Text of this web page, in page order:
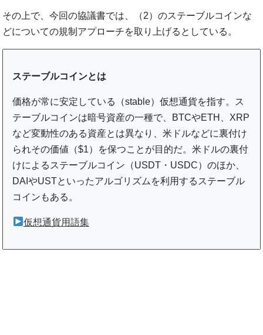
その上で、今回の協議書では、（2）のステーブルコインな
どについての規制アプローチを取り上げるとしている。
ステーブルコインとは
価格が常に安定している（stable）仮想通貨を指す。ス
テーブルコインは暗号資産の一種で、BTCやETH、XRP
など変動性のある資産とは異なり、米ドルなどに裏付け
られその価値（$1）を保つことが目的だ。米ドルの裏付
けによるステーブルコイン（USDT・USDC）のほか、
DAIやUSTといったアルゴリズムを利用するステーブル
コインもある。
仮想通貨用語集